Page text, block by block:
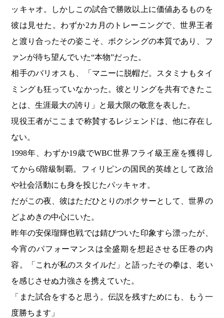
ッキャオ。しかしこの試合で勝敗以上に価値あるものを
彼は見せた。わずか2カ月のトレーニングで、世界王者
と渡り合ったその姿こそ、ボクシングの本質であり、フ
ァンが待ち望んでいた“本物”だった。
相手のバリオスも、「マニーに脱帽だ。スタミナもタイ
ミングも狂っていなかった。彼とリングを共有できたこ
とは、生涯最大の誇り」と最大限の敬意を表した。
現役王者がここまで称賛するレジェンドは、他に存在し
ない。
1998年、わずか19歳でWBC世界フライ級王座を獲得し
てから6階級制覇。フィリピンの国民的英雄として政治
や社会活動にも身を投じたパッキャオ。
だがこの夜、彼はただひとりのボクサーとして、世界の
どよめきの中心にいた。
昨年の安保瑠輝也戦では錆びついた印象すら漂ったが、
今宵のパフォーマンスは全盛期を想起させる圧巻の内
容。「これが私のスタイルだ」と語ったその拳は、老い
を感じさせぬ力強さを携えていた。
「また試合をすると思う。伝説を残すためにも、もう一
度勝ちます」